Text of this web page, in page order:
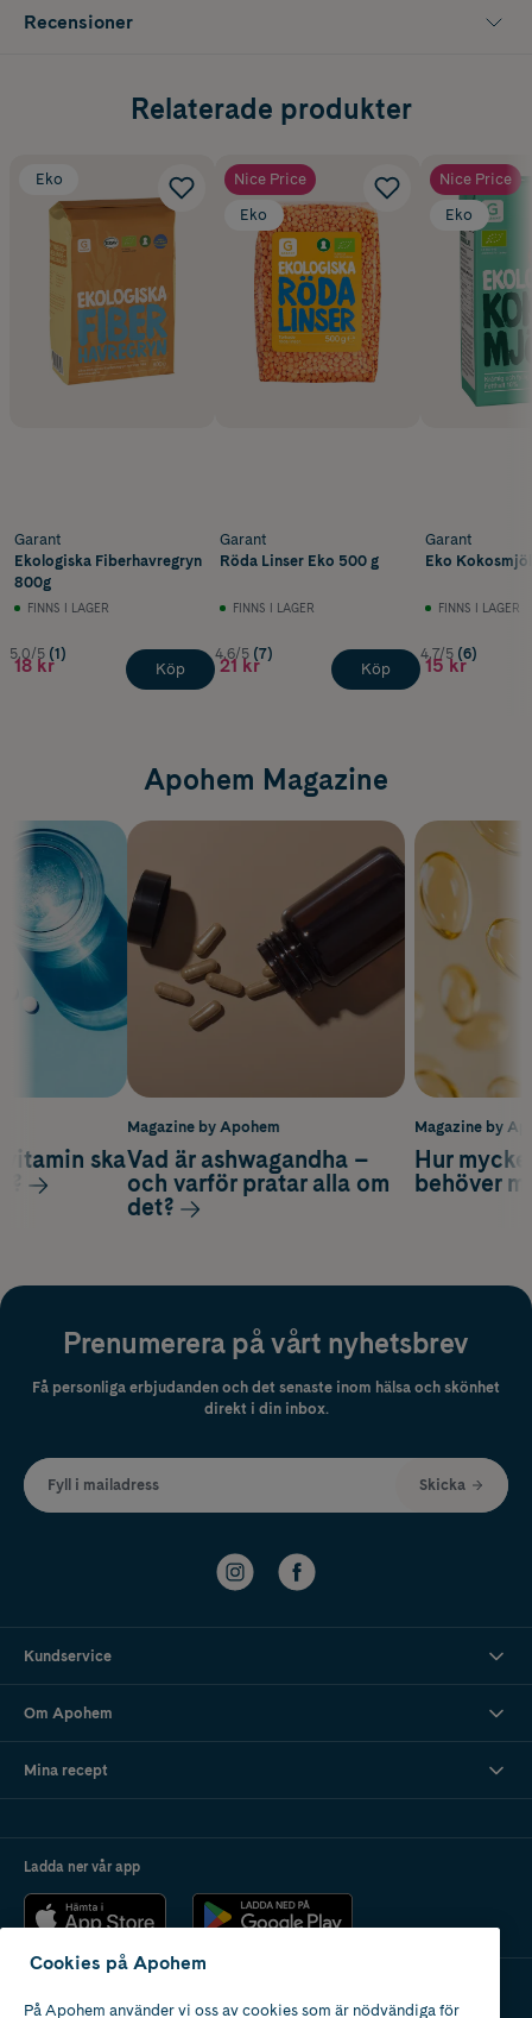
Recensioner
Relaterade produkter
Eko
Garant
Ekologiska Fiberhavregryn
800g
FINNS I LAGER
5.0/5 (1)
18 kr Köp
Nice Price
Eko
Garant
Röda Linser Eko 500 g
FINNS I LAGER
4.6/5 (7)
21 kr Köp
Nice Price
Eko
Garant
Eko
FINNS I LAGER
4.7/5 (6)
15 kr
Apohem Magazine
Magazine by
Hur
behöver
ska
Magazine by Apohem
Vad är ashwagandha –
och varför pratar alla om
det?
Prenumerera på vårt nyhetsbrev
Få personliga erbjudanden och det senaste inom hälsa och skönhet
direkt i din inbox.
Fyll i mailadress Skicka
Kundservice
Om Apohem
Mina recept
Ladda ner vår app
Cookies på Apohem
På Apohem använder vi oss av cookies som är nödvändiga för